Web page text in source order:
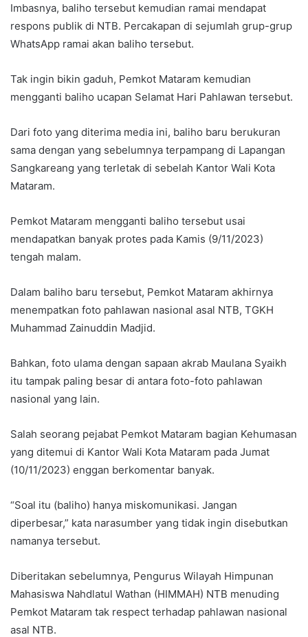
Imbasnya, baliho tersebut kemudian ramai mendapat
respons publik di NTB. Percakapan di sejumlah grup-grup
WhatsApp ramai akan baliho tersebut.
Tak ingin bikin gaduh, Pemkot Mataram kemudian
mengganti baliho ucapan Selamat Hari Pahlawan tersebut.
Dari foto yang diterima media ini, baliho baru berukuran
sama dengan yang sebelumnya terpampang di Lapangan
Sangkareang yang terletak di sebelah Kantor Wali Kota
Mataram.
Pemkot Mataram mengganti baliho tersebut usai
mendapatkan banyak protes pada Kamis (9/11/2023)
tengah malam.
Dalam baliho baru tersebut, Pemkot Mataram akhirnya
menempatkan foto pahlawan nasional asal NTB, TGKH
Muhammad Zainuddin Madjid.
Bahkan, foto ulama dengan sapaan akrab Maulana Syaikh
itu tampak paling besar di antara foto-foto pahlawan
nasional yang lain.
Salah seorang pejabat Pemkot Mataram bagian Kehumasan
yang ditemui di Kantor Wali Kota Mataram pada Jumat
(10/11/2023) enggan berkomentar banyak.
“Soal itu (baliho) hanya miskomunikasi. Jangan
diperbesar,” kata narasumber yang tidak ingin disebutkan
namanya tersebut.
Diberitakan sebelumnya, Pengurus Wilayah Himpunan
Mahasiswa Nahdlatul Wathan (HIMMAH) NTB menuding
Pemkot Mataram tak respect terhadap pahlawan nasional
asal NTB.